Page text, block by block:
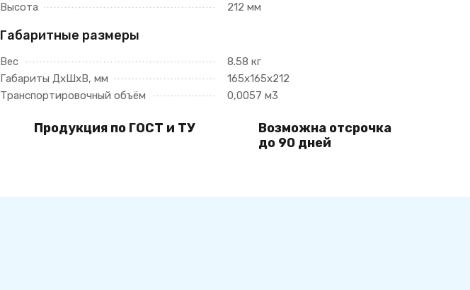
Высота
212 мм
Габаритные размеры
Вес
8.58 кг
Габариты ДхШхВ, мм
165х165х212
Транспортировочный объём
0,0057 м3
Продукция по ГОСТ и ТУ
Возможна отсрочка
до 90 дней